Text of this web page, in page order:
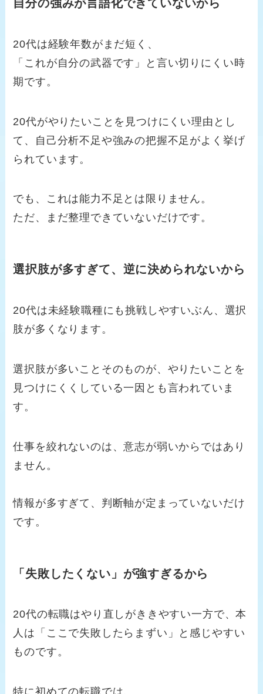
自分の強みが言語化できていないから
20代は経験年数がまだ短く、
「これが自分の武器です」と言い切りにくい時
期です。
20代がやりたいことを見つけにくい理由とし
て、自己分析不足や強みの把握不足がよく挙げ
られています。
でも、これは能力不足とは限りません。
ただ、まだ整理できていないだけです。
選択肢が多すぎて、逆に決められないから
20代は未経験職種にも挑戦しやすいぶん、選択
肢が多くなります。
選択肢が多いことそのものが、やりたいことを
見つけにくくしている一因とも言われていま
す。
仕事を絞れないのは、意志が弱いからではあり
ません。
情報が多すぎて、判断軸が定まっていないだけ
です。
「失敗したくない」が強すぎるから
20代の転職はやり直しがききやすい一方で、本
人は「ここで失敗したらまずい」と感じやすい
ものです。
特に初めての転職では、